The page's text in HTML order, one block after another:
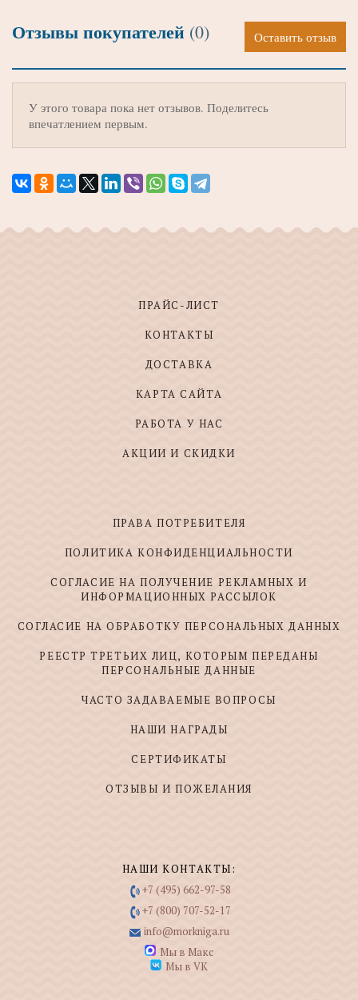
Отзывы покупателей (0) Оставить отзыв
У этого товара пока нет отзывов. Поделитесь
впечатлением первым.
ПРАЙС-ЛИСТ
КОНТАКТЫ
ДОСТАВКА
КАРТА САЙТА
РАБОТА У НАС
АКЦИИ И СКИДКИ
ПРАВА ПОТРЕБИТЕЛЯ
ПОЛИТИКА КОНФИДЕНЦИАЛЬНОСТИ
СОГЛАСИЕ НА ПОЛУЧЕНИЕ РЕКЛАМНЫХ И
ИНФОРМАЦИОННЫХ РАССЫЛОК
СОГЛАСИЕ НА ОБРАБОТКУ ПЕРСОНАЛЬНЫХ ДАННЫХ
РЕЕСТР ТРЕТЬИХ ЛИЦ, КОТОРЫМ ПЕРЕДАНЫ
ПЕРСОНАЛЬНЫЕ ДАННЫЕ
ЧАСТО ЗАДАВАЕМЫЕ ВОПРОСЫ
НАШИ НАГРАДЫ
СЕРТИФИКАТЫ
ОТЗЫВЫ И ПОЖЕЛАНИЯ
НАШИ КОНТАКТЫ:
+7 (495) 662-97-58
+7 (800) 707-52-17
info@morkniga.ru
Мы в Макс
Мы в VK